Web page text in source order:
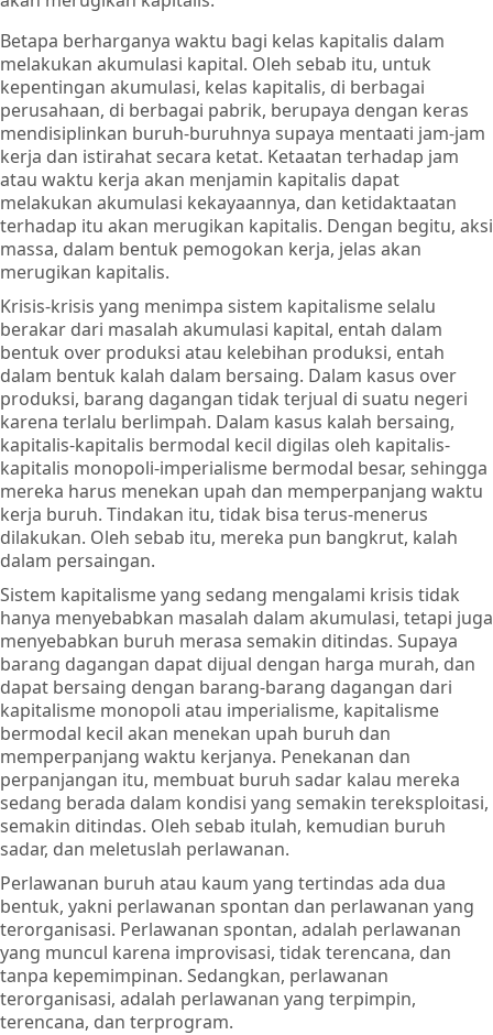
Betapa berharganya waktu bagi kelas kapitalis dalam
melakukan akumulasi kapital. Oleh sebab itu, untuk
kepentingan akumulasi, kelas kapitalis, di berbagai
perusahaan, di berbagai pabrik, berupaya dengan keras
mendisiplinkan buruh-buruhnya supaya mentaati jam-jam
kerja dan istirahat secara ketat. Ketaatan terhadap jam
atau waktu kerja akan menjamin kapitalis dapat
melakukan akumulasi kekayaannya, dan ketidaktaatan
terhadap itu akan merugikan kapitalis. Dengan begitu, aksi
massa, dalam bentuk pemogokan kerja, jelas akan
merugikan kapitalis.
Krisis-krisis yang menimpa sistem kapitalisme selalu
berakar dari masalah akumulasi kapital, entah dalam
bentuk over produksi atau kelebihan produksi, entah
dalam bentuk kalah dalam bersaing. Dalam kasus over
produksi, barang dagangan tidak terjual di suatu negeri
karena terlalu berlimpah. Dalam kasus kalah bersaing,
kapitalis-kapitalis bermodal kecil digilas oleh kapitalis-
kapitalis monopoli-imperialisme bermodal besar, sehingga
mereka harus menekan upah dan memperpanjang waktu
kerja buruh. Tindakan itu, tidak bisa terus-menerus
dilakukan. Oleh sebab itu, mereka pun bangkrut, kalah
dalam persaingan.
Sistem kapitalisme yang sedang mengalami krisis tidak
hanya menyebabkan masalah dalam akumulasi, tetapi juga
menyebabkan buruh merasa semakin ditindas. Supaya
barang dagangan dapat dijual dengan harga murah, dan
dapat bersaing dengan barang-barang dagangan dari
kapitalisme monopoli atau imperialisme, kapitalisme
bermodal kecil akan menekan upah buruh dan
memperpanjang waktu kerjanya. Penekanan dan
perpanjangan itu, membuat buruh sadar kalau mereka
sedang berada dalam kondisi yang semakin tereksploitasi,
semakin ditindas. Oleh sebab itulah, kemudian buruh
sadar, dan meletuslah perlawanan.
Perlawanan buruh atau kaum yang tertindas ada dua
bentuk, yakni perlawanan spontan dan perlawanan yang
terorganisasi. Perlawanan spontan, adalah perlawanan
yang muncul karena improvisasi, tidak terencana, dan
tanpa kepemimpinan. Sedangkan, perlawanan
terorganisasi, adalah perlawanan yang terpimpin,
terencana, dan terprogram.